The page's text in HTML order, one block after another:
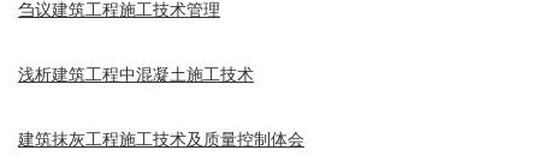
刍议建筑工程施工技术管理
浅析建筑工程中混凝土施工技术
建筑抹灰工程施工技术及质量控制体会